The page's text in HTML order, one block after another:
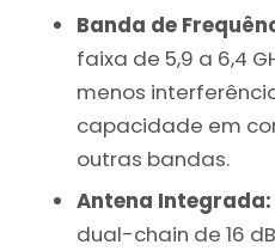
Banda de
faixa de 5,9 a 6,4
menos
capacidade em
outras bandas.
Antena Integrada:
dual-chain de 16